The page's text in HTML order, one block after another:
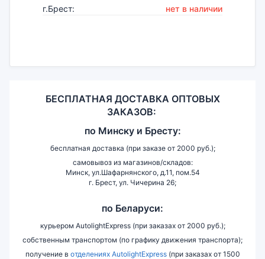
г.Брест: нет в наличии
БЕСПЛАТНАЯ ДОСТАВКА ОПТОВЫХ
ЗАКАЗОВ:
по Минску и Бресту:
бесплатная доставка (при заказе от 2000 руб.);
самовывоз из магазинов/складов:
Минск, ул.Шафарнянского, д.11, пом.54
г. Брест, ул. Чичерина 26;
по Беларуси:
курьером AutolightExpress (при заказах от 2000 руб.);
собственным транспортом (по графику движения транспорта);
получение в отделениях AutolightExpress(при заказах от 1500